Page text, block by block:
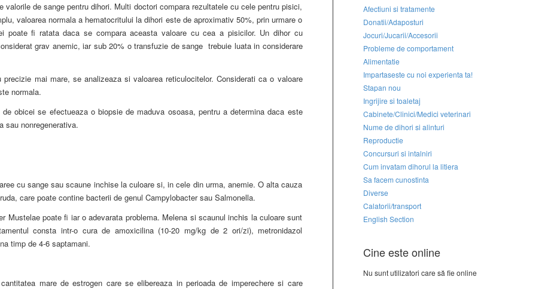
valorile de sange pentru dihori. Multi doctori compara rezultatele cu cele pentru pisici,
valoarea normala a hematocritului la dihori este de aproximativ 50%, prin urmare o
poate fi ratata daca se compara aceasta valoare cu cea a pisicilor. Un dihor cu
grav anemic, iar sub 20% o transfuzie de sange trebuie luata in considerare
precizie mai mare, se analizeaza si valoarea reticulocitelor. Considerati ca o valoare
normala.
obicei se efectueaza o biopsie de maduva osoasa, pentru a determina daca este
sau nonregenerativa.
cu sange sau scaune inchise la culoare si, in cele din urma, anemie. O alta cauza
care poate contine bacterii de genul Campylobacter sau Salmonella.
Mustelae poate fi iar o adevarata problema. Melena si scaunul inchis la culoare sunt
consta intr-o cura de amoxicilina (10-20 mg/kg de 2 ori/zi), metronidazol
timp de 4-6 saptamani.
mare de estrogen care se elibereaza in perioada de imperechere si care
Afectiuni si tratamente
Donatii/Adaposturi
Jocuri/Jucarii/Accesorii
Probleme de comportament
Alimentatie
Impartaseste cu noi experienta ta!
Stapan nou
Ingrijire si toaletaj
Cabinete/Clinici/Medici veterinari
Nume de dihori si alinturi
Reproductie
Concursuri si intalniri
Cum invatam dihorul la litiera
Sa facem cunostinta
Diverse
Calatorii/transport
English Section
Cine este online
Nu sunt utilizatori care să fie online